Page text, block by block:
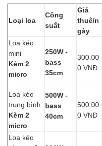
Loại loa
Công
suất
Giá
thuê/n
gày
Loa kéo
mini
Kèm 2
micro
250W -
bass
35cm
300.00
0 VNĐ
Loa kéo
trung bình
Kèm 2
micro
500W -
bass
40cm
500.00
0 VNĐ
Loa kéo